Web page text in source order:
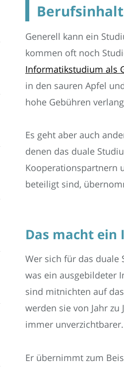
Generell kann ein
kommen oft noch
Informatikstudium als
in den sauren Apfel
hohe Gebühren
Es geht aber auch
denen das duale
Kooperationspartnern
beteiligt sind,
Das macht
Wer sich für das duale
was ein ausgebildeter
sind mitnichten auf
werden sie von Jahr
immer unverzichtbarer.
Er übernimmt zum